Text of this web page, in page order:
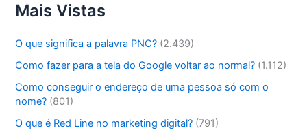
Mais Vistas
O que significa a palavra PNC? (2.439)
Como fazer para a tela do Google voltar ao normal? (1.112)
Como conseguir o endereço de uma pessoa só com o
nome? (801)
O que é Red Line no marketing digital? (791)